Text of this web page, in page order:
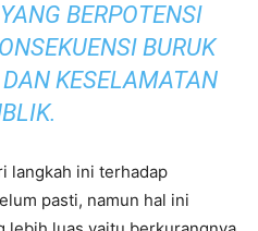
BERPOTENSI
BURUK
KESELAMATAN
langkah ini terhadap
pasti, namun hal ini